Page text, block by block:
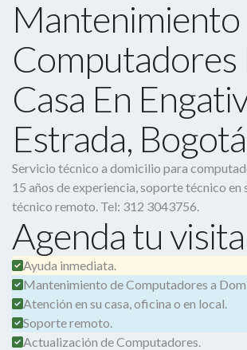
Computadores
Casa En
Estrada, Bogotá
Servicio técnico a domicilio para
15 años de experiencia, soporte técnico
técnico remoto. Tel: 312 3043756.
Agenda tu visita
Ayuda inmediata.
Mantenimiento de Computadores a
Atención en su casa, oficina o en local.
Soporte remoto.
Actualización de Computadores.